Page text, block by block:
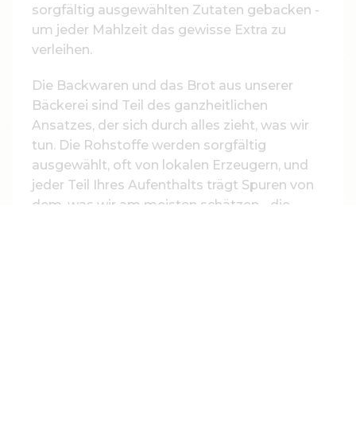
sorgfältig ausgewählten Zutaten gebacken -
um jeder Mahlzeit das gewisse Extra zu
verleihen.
Die Backwaren und das Brot aus unserer
Bäckerei sind Teil des ganzheitlichen
Ansatzes, der sich durch alles zieht, was wir
tun. Die Rohstoffe werden sorgfältig
ausgewählt, oft von lokalen Erzeugern, und
jeder Teil Ihres Aufenthalts trägt Spuren von
dem, was wir am meisten schätzen - die